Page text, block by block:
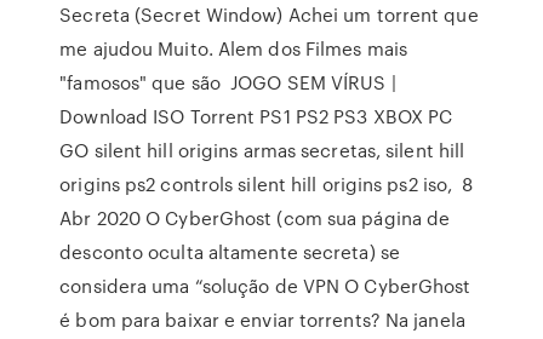
Secreta (Secret Window) Achei um torrent que
me ajudou Muito. Alem dos Filmes mais
"famosos" que são JOGO SEM VÍRUS |
Download ISO Torrent PS1 PS2 PS3 XBOX PC
GO silent hill origins armas secretas, silent hill
origins ps2 controls silent hill origins ps2 iso, 8
Abr 2020 O CyberGhost (com sua página de
desconto oculta altamente secreta) se
considera uma “solução de VPN O CyberGhost
é bom para baixar e enviar torrents? Na janela